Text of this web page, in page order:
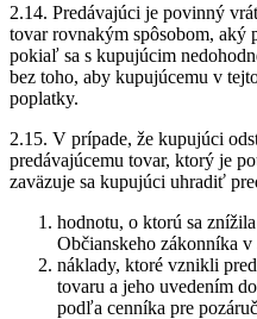
2.14. Predávajúci je povinný
tovar rovnakým spôsobom, aký
pokiaľ sa s kupujúcim
bez toho, aby kupujúcemu v
poplatky.
2.15. V prípade, že kupujúci
predávajúcemu tovar, ktorý je
zaväzuje sa kupujúci uhradiť
hodnotu, o ktorú sa
Občianskeho zákonníka
náklady, ktoré vznikli
tovaru a jeho uvedením
podľa cenníka pre